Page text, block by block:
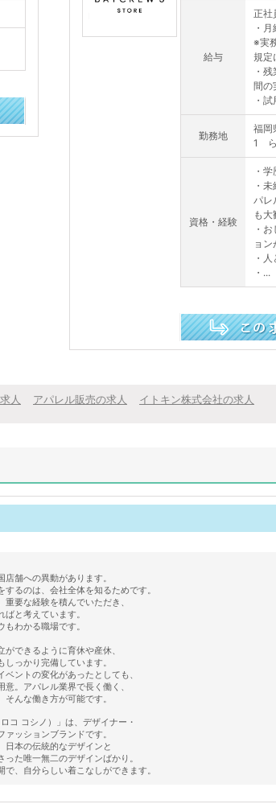
給与
正社
・
※実
規定
・
間の
・
勤務地
福岡
1 ら
資格・経験
・
・
パレ
も大
・
ョ
・
・...
この求人を詳しく見る
人 アパレル販売の求人 イトキン株式会社の求人
舗への異動があります。
るのは、会社全体を知るためです。
要な経験を積んでいただき、
と考えています。
わかる職場です。
できるように育休や産休、
っかり完備しています。
ントの変化があったとしても、
。アパレル業界で長く働く、
んな働き方が可能です。
ロコ コシノ）」は、デザイナー・
ッションブランドです。
日本の伝統的なデザインと
た唯一無二のデザインばかり。
、自分らしい着こなしができます。